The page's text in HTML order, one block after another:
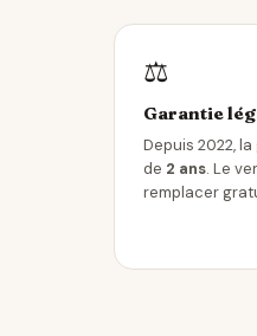
⚖️
Garantie
Depuis 2022,
de 2 ans. Le
remplacer